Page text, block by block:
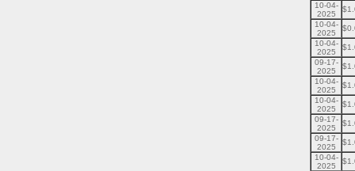
10-04-
2025
10-04-
2025
10-04-
2025
09-17-
2025
10-04-
2025
10-04-
2025
09-17-
2025
09-17-
2025
10-04-
2025